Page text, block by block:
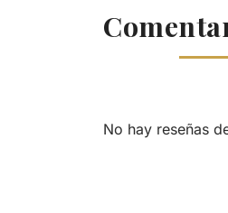
No hay reseñas